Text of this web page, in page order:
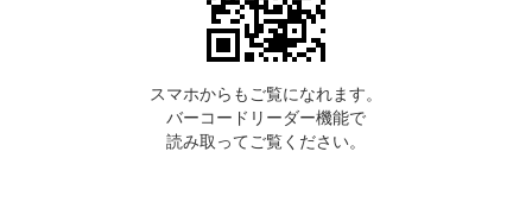
スマホからもご覧になれます。
バーコードリーダー機能で
読み取ってご覧ください。